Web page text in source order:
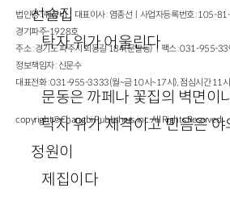
선술집
탁자 위가 어울린다
문동은 까페나 꽃집의 벽면이
탁자 위가 제격이고 민음은
정원이
제집이다
법인명 : ㈜창비ㅣ대표이사 : 염종선ㅣ사업자등록번호 : 105-
경기파주-1928호
주소 : 경기도 파주시 회동길 184(문발동)ㅣ팩스 : 031-955-
정보책임자 : 신문수
대표전화 : 031-955-3333(월~금 10시~17시), 점심시간 11
copyright © Changbi Publishers, inc. All Rights Reserved.